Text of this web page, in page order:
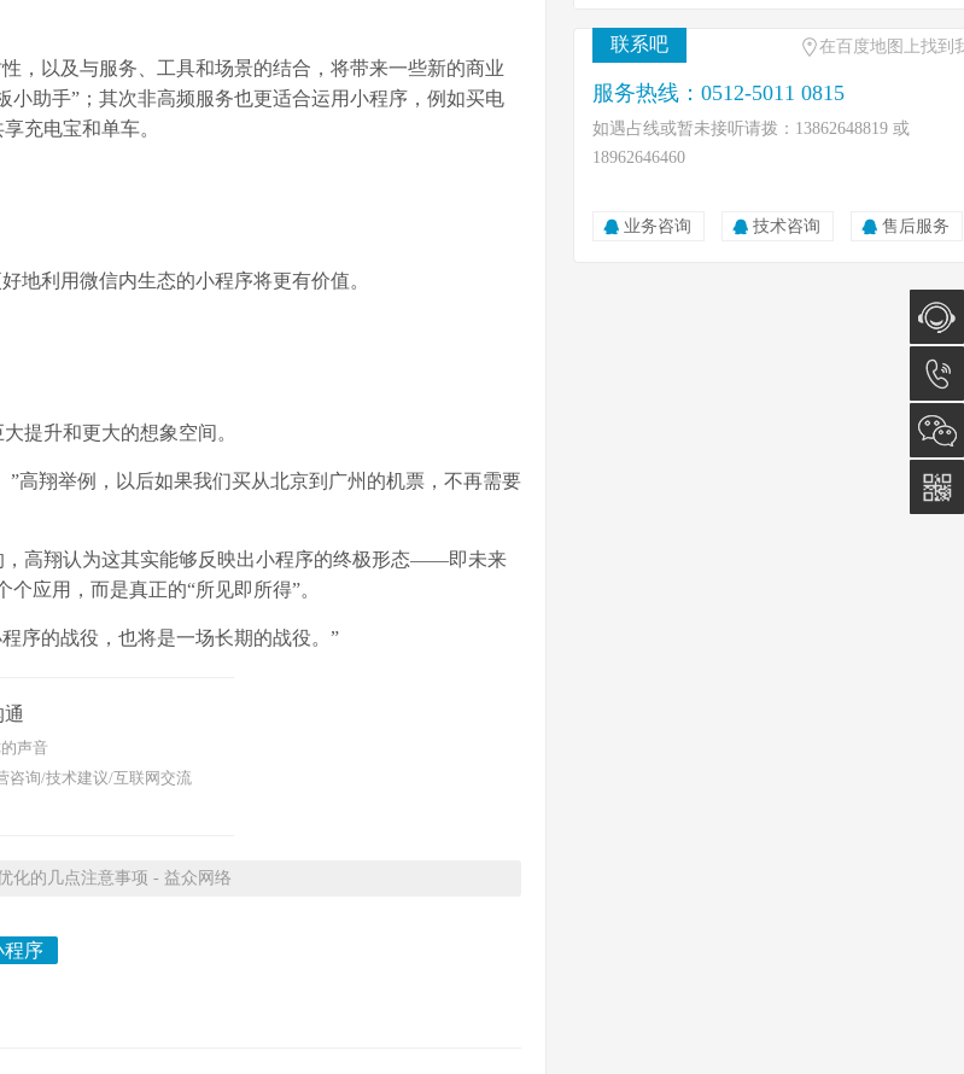
，以及与服务、工具和场景的结合，将带来一些新的商业
助手”；其次非高频服务也更适合运用小程序，例如买电
充电宝和单车。
利用微信内生态的小程序将更有价值。
提升和更大的想象空间。
高翔举例，以后如果我们买从北京到广州的机票，不再需要
高翔认为这其实能够反映出小程序的终极形态——即未来
应用，而是真正的“所见即所得”。
序的战役，也将是一场长期的战役。”
声音
咨询/技术建议/互联网交流
化的几点注意事项 - 益众网络
程序
联系吧 在百度地图上找到
服务热线：0512-5011 0815
如遇占线或暂未接听请拨：13862648819 或
18962646460
业务咨询 技术咨询 售后服务
在线咨
询
0512-
5011